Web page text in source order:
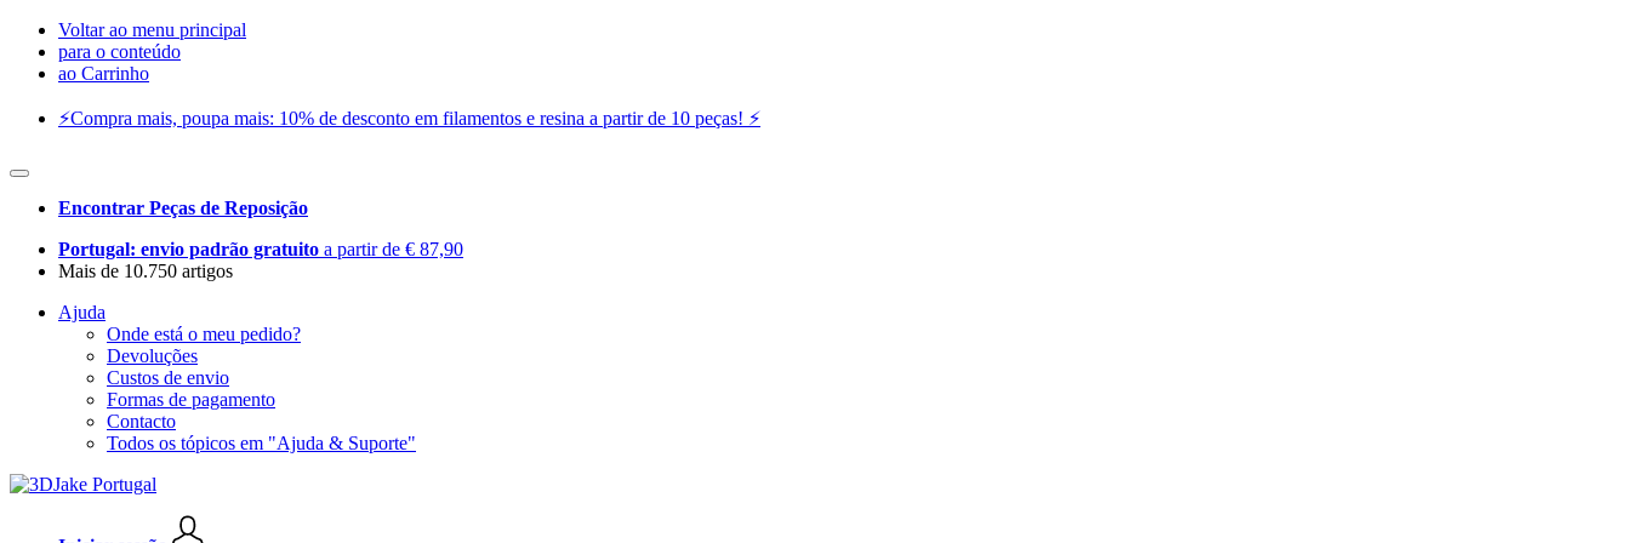
Voltar ao menu principal
para o conteúdo
ao Carrinho
⚡️Compra mais, poupa mais: 10% de desconto em filamentos e resina a partir de 10 peças! ⚡️
Encontrar Peças de Reposição
Portugal: envio padrão gratuito a partir de € 87,90
Mais de 10.750 artigos
Ajuda
Onde está o meu pedido?
Devoluções
Custos de envio
Formas de pagamento
Contacto
Todos os tópicos em "Ajuda & Suporte"